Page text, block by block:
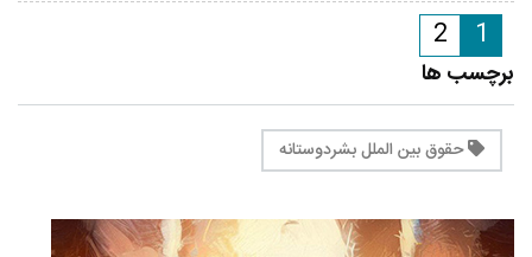
1
2
برچسب ها
حقوق بین الملل بشردوستانه